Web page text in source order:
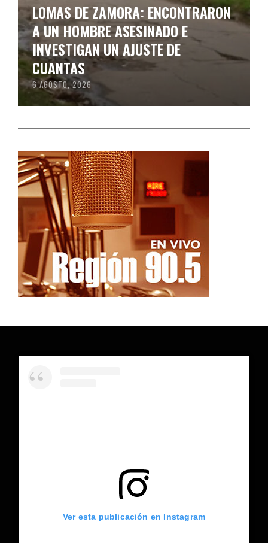
LOMAS DE ZAMORA: ENCONTRARON
A UN HOMBRE ASESINADO E
INVESTIGAN UN AJUSTE DE
CUANTAS
6 AGOSTO, 2026
Ver esta publicación en Instagram